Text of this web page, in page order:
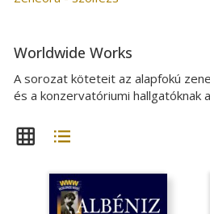
Worldwide Works
A sorozat köteteit az alapfokú
és a konzervatóriumi hallgatóknak